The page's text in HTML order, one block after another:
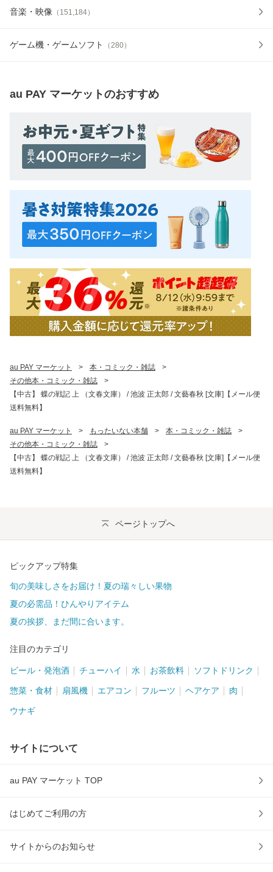
音楽・映像 （ 151,184）
ゲーム機・ゲームソフト （280）
au PAY マーケットのおすすめ
au PAY マーケット > 本・コミック・雑誌
>
その他本・コミック・雑誌
>
【中古】 蝶の戦記 上 （文春文庫） / 池波 正太郎 / 文藝春秋 [文庫]【メール便
送料無料】
au PAY マーケット > もったいない本舗 > 本・コミック・雑誌
>
その他本・コミック・雑誌
>
【中古】 蝶の戦記 上 （文春文庫） / 池波 正太郎 / 文藝春秋 [文庫]【メール便
送料無料】
ページトップへ
ピックアップ特集
旬の美味しさをお届け！夏の瑞々しい果物
夏の必需品！ひんやりアイテム
夏の挨拶、まだ間に合います。
注目のカテゴリ
ビール・発泡酒 チューハイ 水 お茶飲料 ソフトドリンク
惣菜・食材 扇風機 エアコン フルーツ ヘアケア 肉
ウナギ
サイトについて
au PAY マーケット TOP
はじめてご利用の方
サイトからのお知らせ